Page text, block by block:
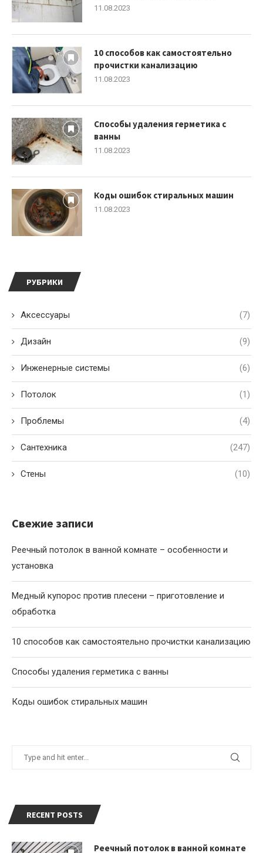
РУБРИКИ
Аксессуары (7)
Дизайн (9)
Инженерные системы (6)
Потолок (1)
Проблемы (4)
Сантехника (247)
Стены (10)
Свежие записи
Реечный потолок в ванной комнате – особенности и
установка
Медный купорос против плесени – приготовление и
обработка
10 способов как самостоятельно прочистки канализацию
Способы удаления герметика с ванны
Коды ошибок стиральных машин
RECENT POSTS
Реечный потолок в ванной комнате
11.08.2023
10 способов как самостоятельно
прочистки канализацию
11.08.2023
Способы удаления герметика с
ванны
11.08.2023
Коды ошибок стиральных машин
11.08.2023